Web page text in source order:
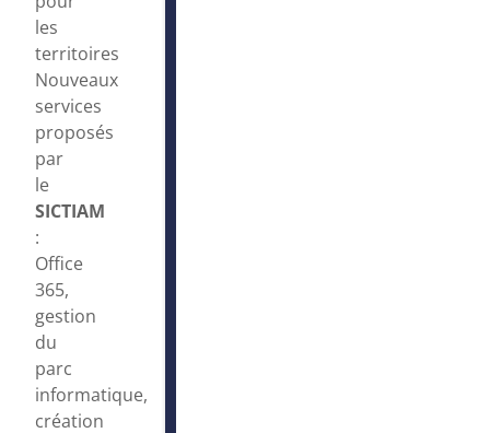
les
territoires
Nouveaux
services
proposés
par
le
SICTIAM
:
Office
365,
gestion
du
parc
informatique,
création